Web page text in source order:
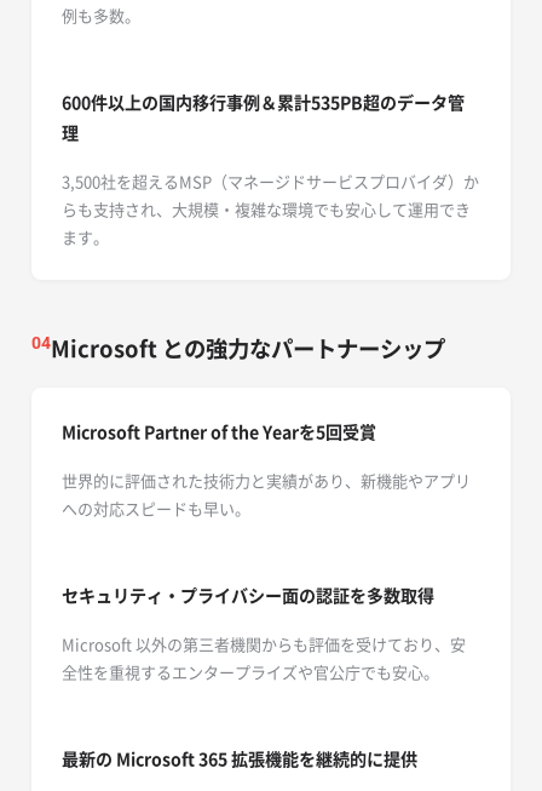
例も多数。
600件以上の国内移行事例＆累計535PB超のデータ管
理
3,500社を超えるMSP（マネージドサービスプロバイダ）か
らも支持され、大規模・複雑な環境でも安心して運用でき
ます。
04Microsoft との強力なパートナーシップ
Microsoft Partner of the Yearを5回受賞
世界的に評価された技術力と実績があり、新機能やアプリ
への対応スピードも早い。
セキュリティ・プライバシー面の認証を多数取得
Microsoft 以外の第三者機関からも評価を受けており、安
全性を重視するエンタープライズや官公庁でも安心。
最新の Microsoft 365拡張機能を継続的に提供